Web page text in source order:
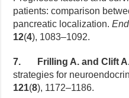
patients: comparison
pancreatic localization.
12(4), 1083–1092.
7. Frilling A. and Clift
strategies for
121(8), 1172–1186.